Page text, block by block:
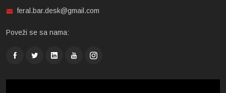
feral.bar.desk@gmail.com
Poveži se sa nama: